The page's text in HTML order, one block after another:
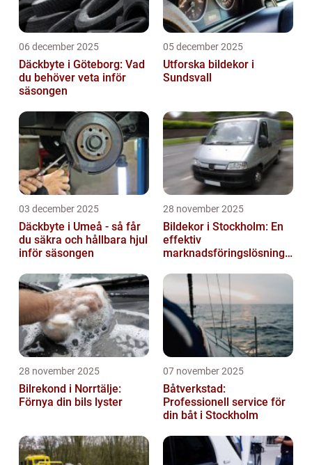
06 december 2025
Däckbyte i Göteborg: Vad
du behöver veta inför
säsongen
05 december 2025
Utforska bildekor i
Sundsvall
03 december 2025
Däckbyte i Umeå - så får
du säkra och hållbara hjul
inför säsongen
28 november 2025
Bildekor i Stockholm: En
effektiv
marknadsföringslösning
28 november 2025
Bilrekond i Norrtälje:
Förnya din bils lyster
07 november 2025
Båtverkstad:
Professionell service för
din båt i Stockholm